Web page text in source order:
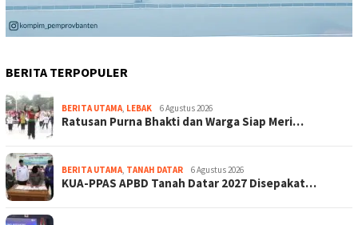
BERITA TERPOPULER
BERITA UTAMA, LEBAK 6 Agustus 2026
Ratusan Purna Bhakti dan Warga Siap Meri…
BERITA UTAMA, TANAH DATAR 6 Agustus 2026
KUA-PPAS APBD Tanah Datar 2027 Disepakat…